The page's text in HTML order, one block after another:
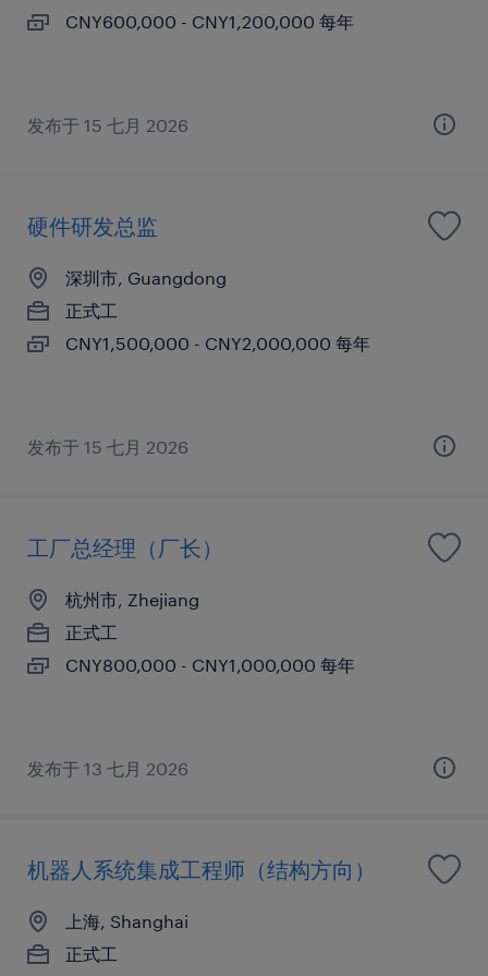
CNY600,000 - CNY1,200,000 每年
发布于 15 七月 2026
硬件研发总监
深圳市, Guangdong
正式工
CNY1,500,000 - CNY2,000,000 每年
发布于 15 七月 2026
工厂总经理（厂长）
杭州市, Zhejiang
正式工
CNY800,000 - CNY1,000,000 每年
发布于 13 七月 2026
机器人系统集成工程师（结构方向）
上海, Shanghai
正式工